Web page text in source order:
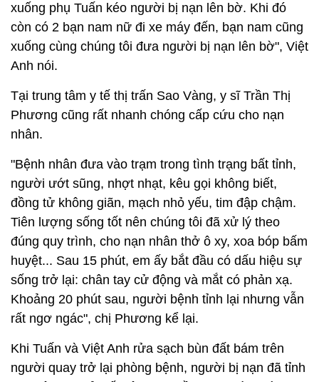
xuống phụ Tuấn kéo người bị nạn lên bờ. Khi đó
còn có 2 bạn nam nữ đi xe máy đến, bạn nam cũng
xuống cùng chúng tôi đưa người bị nạn lên bờ", Việt
Anh nói.
Tại trung tâm y tế thị trấn Sao Vàng, y sĩ Trần Thị
Phương cũng rất nhanh chóng cấp cứu cho nạn
nhân.
"Bệnh nhân đưa vào trạm trong tình trạng bất tỉnh,
người ướt sũng, nhợt nhạt, kêu gọi không biết,
đồng tử không giãn, mạch nhỏ yếu, tim đập chậm.
Tiên lượng sống tốt nên chúng tôi đã xử lý theo
đúng quy trình, cho nạn nhân thở ô xy, xoa bóp bấm
huyệt... Sau 15 phút, em ấy bắt đầu có dấu hiệu sự
sống trở lại: chân tay cử động và mắt có phản xạ.
Khoảng 20 phút sau, người bệnh tỉnh lại nhưng vẫn
rất ngơ ngác", chị Phương kể lại.
Khi Tuấn và Việt Anh rửa sạch bùn đất bám trên
người quay trở lại phòng bệnh, người bị nạn đã tỉnh